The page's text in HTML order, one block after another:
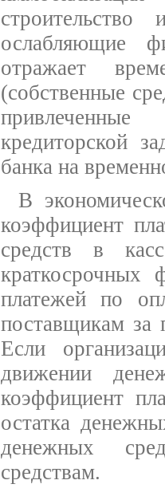
ослабляющие
отражает
(собственные
кредиторской
банка на
В
коэффициент
средств в
краткосрочных
платежей по
поставщикам за
Если
движении
коэффициент
остатка
денежных
средствам.